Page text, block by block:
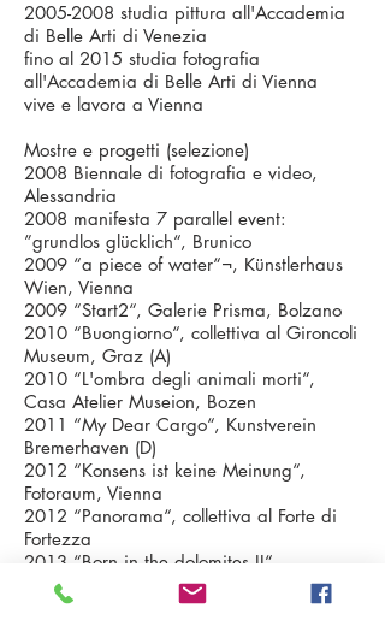
2005-2008 studia pittura all'Accademia
di Belle Arti di Venezia
fino al 2015 studia fotografia
all'Accademia di Belle Arti di Vienna
vive e lavora a Vienna
Mostre e progetti (selezione)
2008 Biennale di fotografia e video,
Alessandria
2008 manifesta 7 parallel event:
”grundlos glücklich“, Brunico
2009 “a piece of water“¬, Künstlerhaus
Wien, Vienna
2009 “Start2“, Galerie Prisma, Bolzano
2010 “Buongiorno“, collettiva al Gironcoli
Museum, Graz (A)
2010 “L'ombra degli animali morti“,
Casa Atelier Museion, Bozen
2011 “My Dear Cargo“, Kunstverein
Bremerhaven (D)
2012 “Konsens ist keine Meinung“,
Fotoraum, Vienna
2012 “Panorama“, collettiva al Forte di
Fortezza
2013 “Born in the dolomites II“,
Künstlerhaus, Vienna
2013 “Mirabilia“, Academy Cassa di